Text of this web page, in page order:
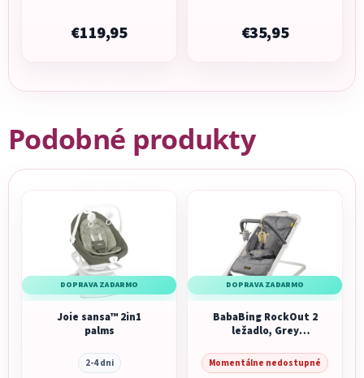
€119,95 €35,95
Podobné produkty
DOPRAVA ZADARMO
Joie sansa™ 2in1
palms
2-4 dni
DOPRAVA ZADARMO
BabaBing RockOut 2
ležadlo, Grey
Momentálne nedostupné